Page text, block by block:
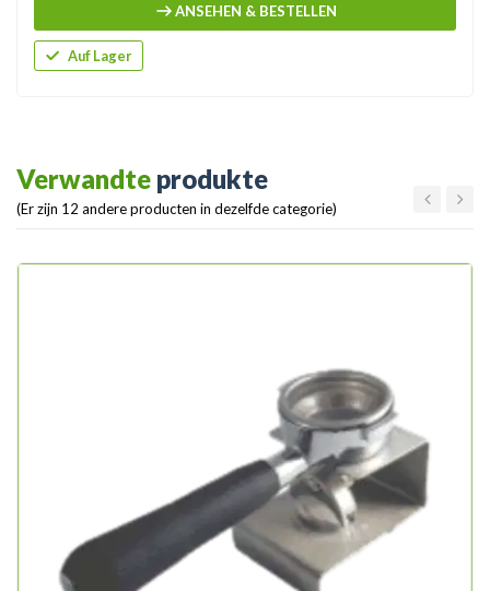
ANSEHEN & BESTELLEN
Auf Lager
Verwandte produkte
(Er zijn 12 andere producten in dezelfde categorie)